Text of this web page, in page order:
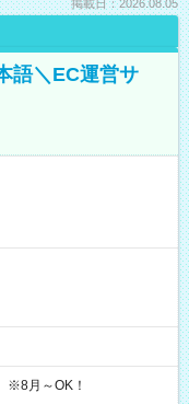
掲載日：2026.08.05
語＼EC運営サ
月～OK！